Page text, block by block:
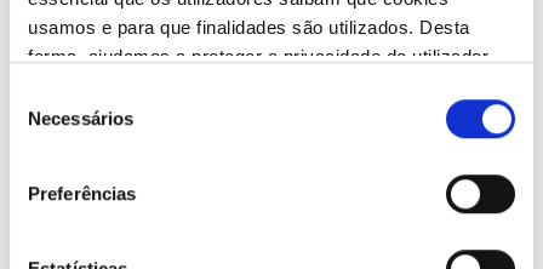
usamos e para que finalidades são utilizados. Desta
forma, ajudamos a proteger a privacidade do utilizador,
simples possível de usar. Para obter mais informações
sobre como são tratados os seus dados pessoais,
Necessários
Preferências
reguladores.
🕒 15h (PT)
🔗 Assista através do link na bio!
RELOP da Escola de Regulação
2026.
Ao longo da sessão, serão
Regulação, proporcionando uma
aprendizagens, das boas